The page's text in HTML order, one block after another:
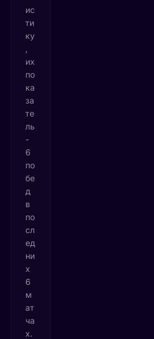
ис
ти
ку
их
по
ка
за
те
ль
-
6
по
бе
д
в
по
сл
ед
ни
х
6
м
ат
ча
х.